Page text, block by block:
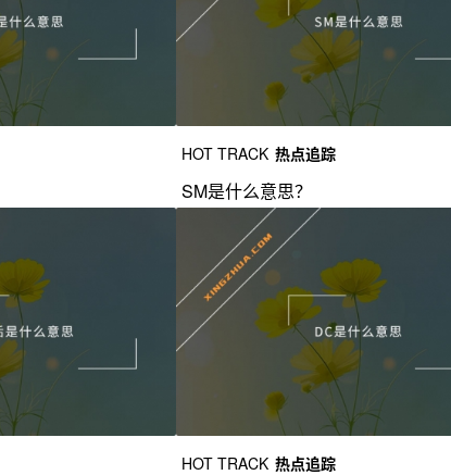
HOT TRACK 热点追踪
SM是什么意思？
HOT TRACK 热点追踪